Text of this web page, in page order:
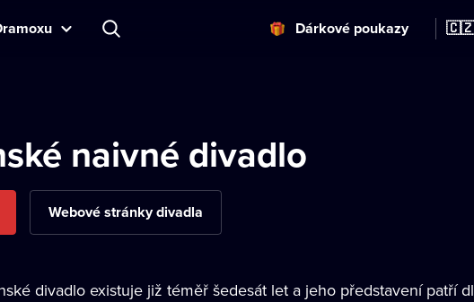
Dárkové poukazy 🇨🇿
naivné divadlo
Webové stránky divadla
divadlo existuje již téměř šedesát let a jeho představení patří